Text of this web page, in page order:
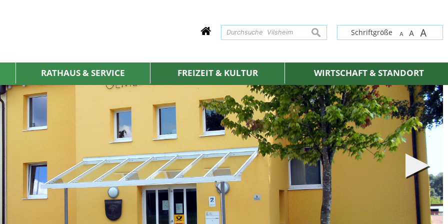
Schriftgröße A A A
suchen
RATHAUS & SERVICE FREIZEIT & KULTUR WIRTSCHAFT & STANDORT